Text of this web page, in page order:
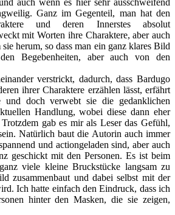
Ganz im Gegenteil, man hat den
und deren Innerstes absolut
mit Worten ihre Charaktere, aber auch
herum, so dass man ein ganz klares Bild
Begebenheiten, aber auch von den
verstrickt, dadurch, dass Bardugo
ihrer Charaktere erzählen lässt, erfährt
und doch verwebt sie die gedanklichen
Handlung, wobei diese dann eher
gab es mir als Leser das Gefühl,
Natürlich baut die Autorin auch immer
und actiongeladen sind, aber auch
geschickt mit den Personen. Es ist beim
viele kleine Bruckstücke langsam zu
zusammenbaut und dabei selbst mit der
Ich hatte einfach den Eindruck, dass ich
hinter den Masken, die sie zeigen,